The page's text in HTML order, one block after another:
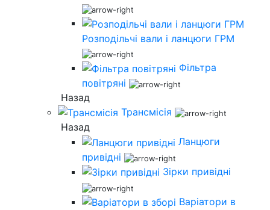
Розподільчі вали і ланцюги ГРМ
Фільтра
повітряні
Назад
Трансмісія
Назад
Ланцюги
привідні
Зірки привідні
Варіатори в